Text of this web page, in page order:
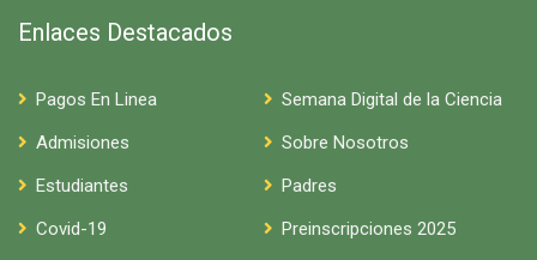
Enlaces Destacados
Pagos En Linea
Semana Digital de la Ciencia
Admisiones
Sobre Nosotros
Estudiantes
Padres
Covid-19
Preinscripciones 2025